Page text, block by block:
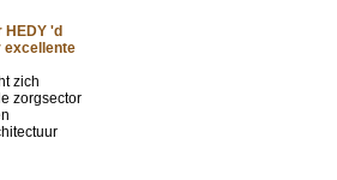
HEDY 'd
excellente
zich
zorgsector